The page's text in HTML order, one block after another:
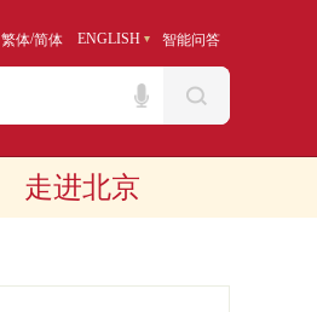
繁体/简体 ENGLISH 智能问答
走进北京